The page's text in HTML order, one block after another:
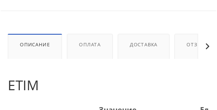
ОПИСАНИЕ ОПЛАТА ДОСТАВКА ОТЗЫВЫ
ETIM